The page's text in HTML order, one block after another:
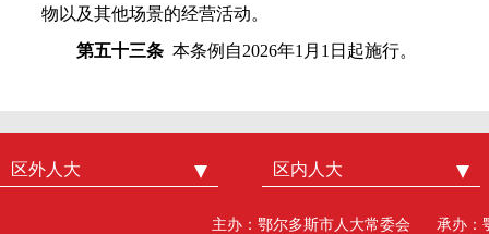
物以及其他场景的经营活动。
第五十三条本条例自2026年1月1日起施行。
区外人大
中国人大
区内人大
内蒙古人大
包头人大
主办：鄂尔多斯市人大常委会
承办：